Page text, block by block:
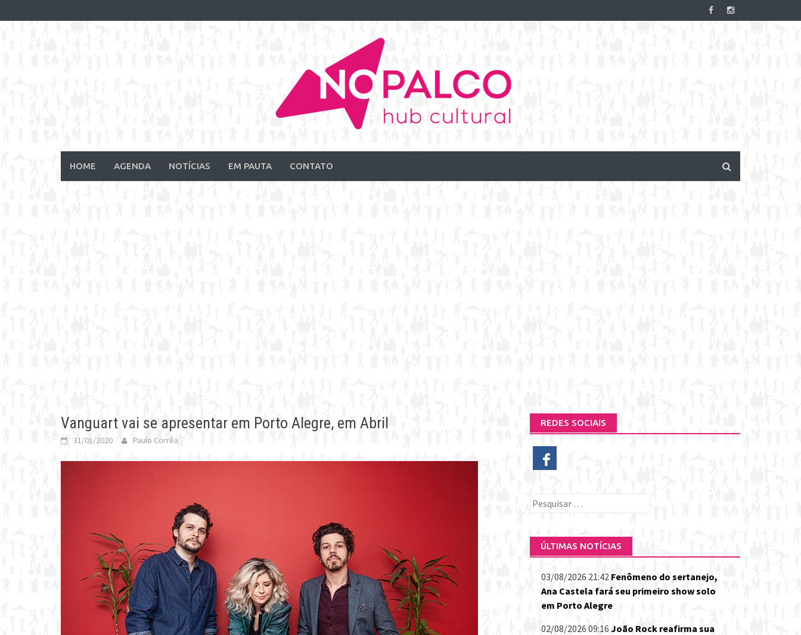
to
HOME AGENDA NOTÍCIAS EM PAUTA CONTATO
Vanguart vai se apresentar em Porto Alegre, em Abril
31/01/2020 Paulo Corrêa
REDES SOCIAIS
Pesquisar
ÚLTIMAS NOTÍCIAS
03/08/2026 21:42 Fenômeno do sertanejo,
Ana Castela fará seu primeiro show solo
em Porto Alegre
02/08/2026 09:16 João Rock reafirma sua